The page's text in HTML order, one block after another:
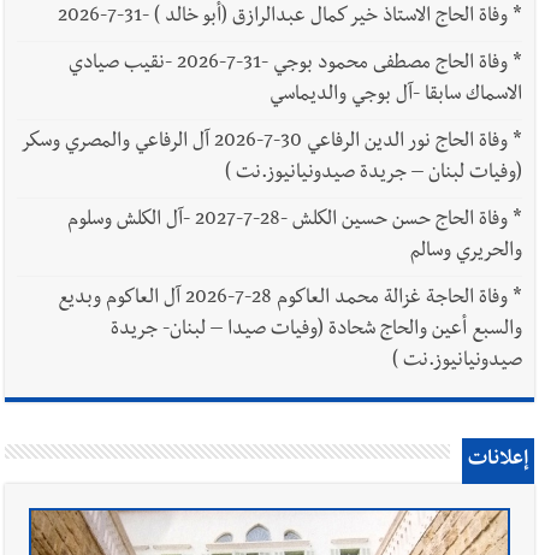
*وفاة الحاج الاستاذ خير كمال عبدالرازق (أبو خالد ) -31-7-2026
*
وفاة الحاج مصطفى محمود بوجي -31-7-2026 -نقيب صيادي
الاسماك سابقا -آل بوجي والديماسي
*
وفاة الحاج نور الدين الرفاعي 30-7-2026 آل الرفاعي والمصري وسكر
(وفيات لبنان – جريدة صيدونيانيوز.نت )
*
وفاة الحاج حسن حسين الكلش -28-7-2027 -آل الكلش وسلوم
والحريري وسالم
*
وفاة الحاجة غزالة محمد العاكوم 28-7-2026 آل العاكوم وبديع
والسبع أعين والحاج شحادة (وفيات صيدا – لبنان- جريدة
صيدونيانيوز.نت )
إعلانات